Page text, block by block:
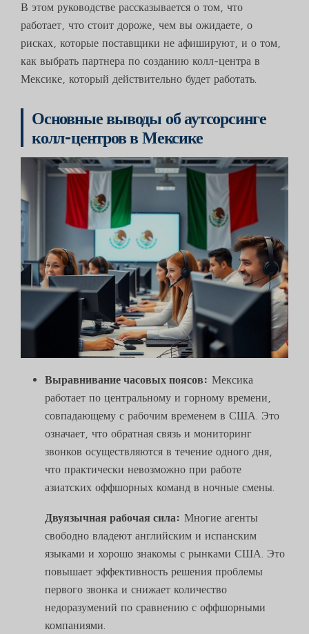
В этом руководстве рассказывается о том, что
работает, что стоит дороже, чем вы ожидаете, о
рисках, которые поставщики не афишируют, и о том,
как выбрать партнера по созданию колл-центра в
Мексике, который действительно будет работать.
Основные выводы об аутсорсинге
колл-центров в Мексике
Выравнивание часовых поясов: Мексика
работает по центральному и горному времени,
совпадающему с рабочим временем в США. Это
означает, что обратная связь и мониторинг
звонков осуществляются в течение одного дня,
что практически невозможно при работе
азиатских оффшорных команд в ночные смены.
Двуязычная рабочая сила: Многие агенты
свободно владеют английским и испанским
языками и хорошо знакомы с рынками США. Это
повышает эффективность решения проблемы
первого звонка и снижает количество
недоразумений по сравнению с оффшорными
компаниями.